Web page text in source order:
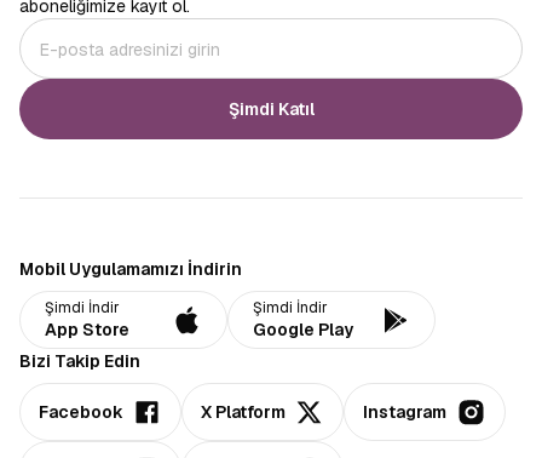
aboneliğimize kayıt ol.
Şimdi Katıl
Mobil Uygulamamızı İndirin
Şimdi İndir
App Store
Şimdi İndir
Google Play
Bizi Takip Edin
Facebook X Platform Instagram